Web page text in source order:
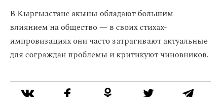
В Кыргызстане акыны обладают большим
влиянием на общество — в своих стихах-
импровизациях они часто затрагивают актуальные
для сограждан проблемы и критикуют чиновников.